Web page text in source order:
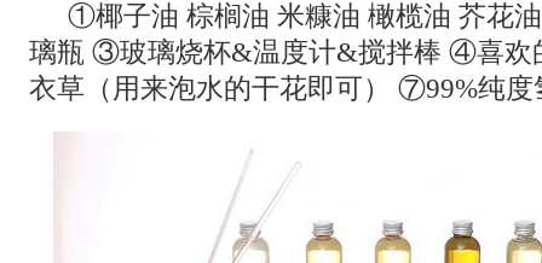
①椰子油 棕榈油 米糠油 橄榄油 芥花
璃瓶 ③玻璃烧杯&温度计&搅拌棒 ④喜
衣草（用来泡水的干花即可） ⑦99%纯